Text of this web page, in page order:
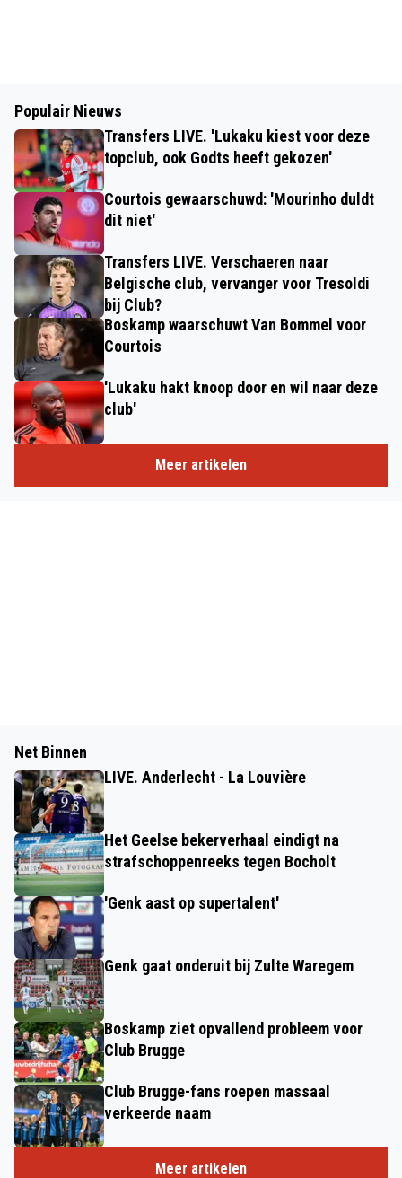
Populair Nieuws
Transfers LIVE. 'Lukaku kiest voor deze
topclub, ook Godts heeft gekozen'
Courtois gewaarschuwd: 'Mourinho duldt
dit niet'
Transfers LIVE. Verschaeren naar
Belgische club, vervanger voor Tresoldi
bij Club?
Boskamp waarschuwt Van Bommel voor
Courtois
'Lukaku hakt knoop door en wil naar deze
club'
Meer artikelen
Net Binnen
LIVE. Anderlecht - La Louvière
Het Geelse bekerverhaal eindigt na
strafschoppenreeks tegen Bocholt
'Genk aast op supertalent'
Genk gaat onderuit bij Zulte Waregem
Boskamp ziet opvallend probleem voor
Club Brugge
Club Brugge-fans roepen massaal
verkeerde naam
Meer artikelen